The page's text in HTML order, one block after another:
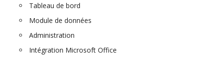
Tableau de bord
Module de données
Administration
Intégration Microsoft Office